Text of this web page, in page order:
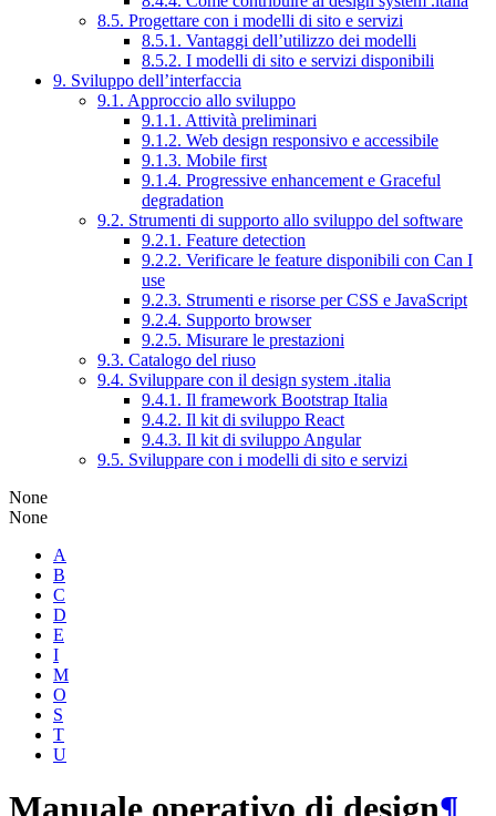
8.5. Progettare con i modelli di sito e servizi
8.5.1. Vantaggi dell’utilizzo dei modelli
8.5.2. I modelli di sito e servizi disponibili
9. Sviluppo dell’interfaccia
9.1. Approccio allo sviluppo
9.1.1. Attività preliminari
9.1.2. Web design responsivo e accessibile
9.1.3. Mobile first
9.1.4. Progressive enhancement e Graceful
degradation
9.2. Strumenti di supporto allo sviluppo del software
9.2.1. Feature detection
9.2.2. Verificare le feature disponibili con Can I
use
9.2.3. Strumenti e risorse per CSS e JavaScript
9.2.4. Supporto browser
9.2.5. Misurare le prestazioni
9.3. Catalogo del riuso
9.4. Sviluppare con il design system .italia
9.4.1. Il framework Bootstrap Italia
9.4.2. Il kit di sviluppo React
9.4.3. Il kit di sviluppo Angular
9.5. Sviluppare con i modelli di sito e servizi
None
None
A
B
C
D
E
I
M
O
S
T
U